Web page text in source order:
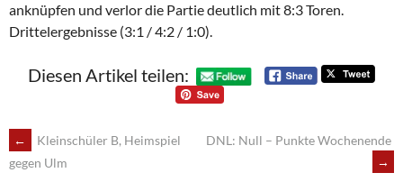
anknüpfen und verlor die Partie deutlich mit 8:3 Toren.
Drittelergebnisse (3:1 / 4:2 / 1:0).
Diesen Artikel teilen:
POST
←
Kleinschüler B, Heimspiel
gegen Ulm
DNL: Null – Punkte Wochenende
→